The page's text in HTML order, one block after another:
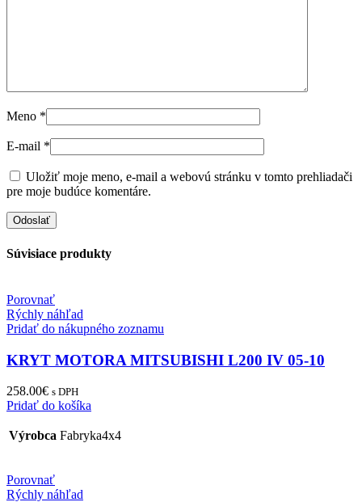
Meno *
E-mail *
Uložiť moje meno, e-mail a webovú stránku v tomto prehliadači
pre moje budúce komentáre.
Súvisiace produkty
Porovnať
Rýchly náhľad
Pridať do nákupného zoznamu
KRYT MOTORA MITSUBISHI L200 IV 05-10
258.00€ s DPH
Pridať do košíka
Výrobca Fabryka4x4
Porovnať
Rýchly náhľad